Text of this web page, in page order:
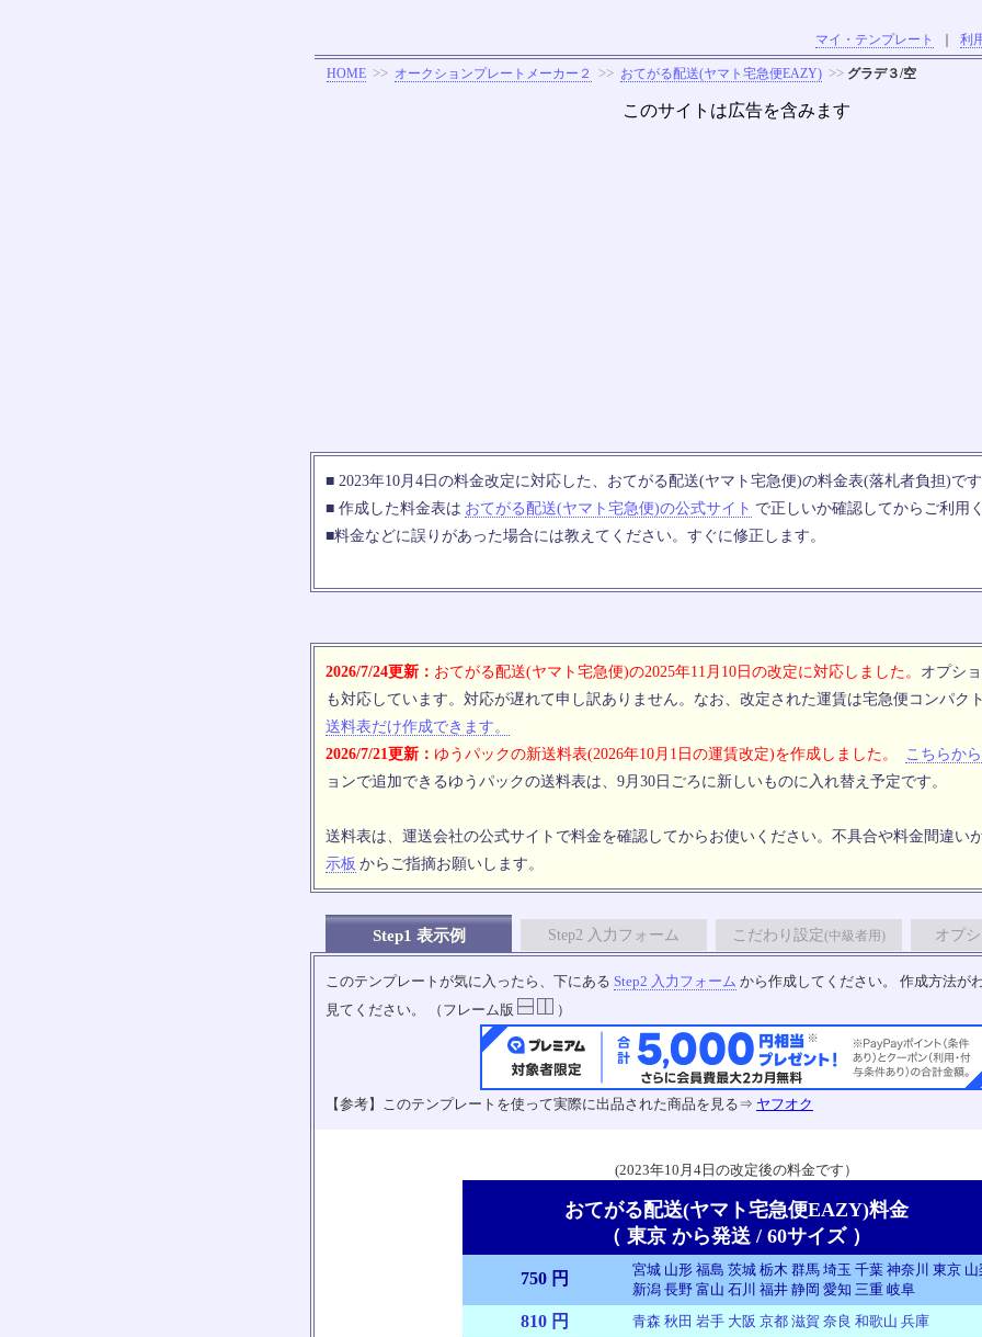
マイ・テンプレート 利
HOME >> オークションプレートメーカー２ >> おてがる配送(ヤマト宅急便EAZY) >> グラデ３/空
このサイトは広告を含みます
■ 2023年10月4日の料金改定に対応した、おてがる配送(ヤマト宅急便)の料金表(落札者負担)で
■ 作成した料金表は おてがる配送(ヤマト宅急便)の公式サイト で正しいか確認してからご利用
■料金などに誤りがあった場合には教えてください。すぐに修正します。
2026/7/24更新： おてがる配送(ヤマト宅急便)の2025年11月10日の改定に対応しました。 オプシ
も対応しています。対応が遅れて申し訳ありません。なお、改定された運賃は宅急便コンパク
送料表だけ作成できます。
2026/7/21更新： ゆうパックの新送料表(2026年10月1日の運賃改定)を作成しました。
こちらか
ョンで追加できるゆうパックの送料表は、9月30日ごろに新しいものに入れ替え予定です。
送料表は、運送会社の公式サイトで料金を確認してからお使いください。不具合や料金間違い
示板 からご指摘お願いします。
Step1 表示例 Step2 入力フォーム こだわり設定(中級者用) オプ
このテンプレートが気に入ったら、下にある Step2 入力フォーム から作成してください。 作成方法が
見てください。 （フレーム版
）
【参考】このテンプレートを使って実際に出品された商品を見る⇒ ヤフオク
(2023年10月4日の改定後の料金です）
おてがる配送(ヤマト宅急便EAZY)料金
（ 東京 から発送 / 60サイズ ）
750 円
宮城 山形 福島 茨城 栃木 群馬 埼玉 千葉 神奈川 東京 山
新潟 長野 富山 石川 福井 静岡 愛知 三重 岐阜
810 円 青森 秋田 岩手 大阪 京都 滋賀 奈良 和歌山 兵庫